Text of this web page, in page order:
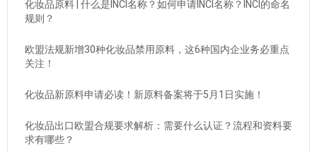
化妆品原料 | 什么是INCI名称？如何申请INCI名称？INCI的命名
规则？
欧盟法规新增30种化妆品禁用原料，这6种国内企业务必重点
关注！
化妆品新原料申请必读！新原料备案将于5月1日实施！
化妆品出口欧盟合规要求解析：需要什么认证？流程和资料要
求有哪些？